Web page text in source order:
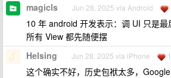
magicls Jun 28, 2025 via Android
10 年 android 开发表示：调 UI 只是最
所有 View 都先随便摆
Helsing Jun 28, 2025 via iPhone 1
这个确实不好，历史包袱太多，